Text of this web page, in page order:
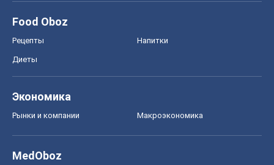
Food Oboz
Рецепты Напитки
Диеты
Экономика
Рынки и компании Mакроэкономика
MedOboz